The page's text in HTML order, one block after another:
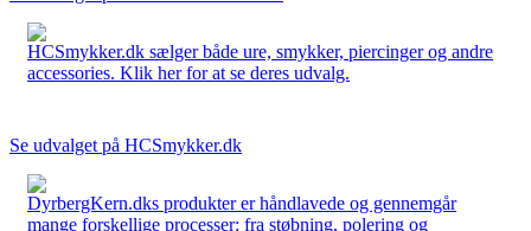
HCSmykker.dk sælger både ure, smykker, piercinger og andre
accessories. Klik her for at se deres udvalg.
Se udvalget på HCSmykker.dk
DyrbergKern.dks produkter er håndlavede og gennemgår
mange forskellige processer: fra støbning, polering og